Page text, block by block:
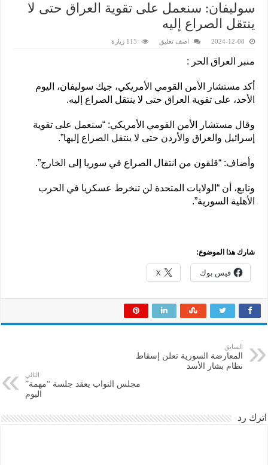
سوليفان: سنعمل على تقوية العراق حتى لا
ينتقل الصراع إليه
2024-12-08 اضف تعليق 115 زيارة
منبر العراق الحر :
أكد مستشار الأمن القومي الأمريكي، جيك سوليفان، اليوم
الأحد، على تقوية العراق حتى لا ينتقل الصراع إليه.
وقال مستشار الأمن القومي الأمريكي: “سنعمل على تقوية
إسرائيل والعراق والأردن حتى لا ينتقل الصراع إليها”.
وأضاف: “قلقون من انتقال الصراع في سوريا إلى الخارج”.
وتابع، أن “الولايات المتحدة لن تنخرط عسكريا في الحرب
الأهلية السورية”.
شارك هذا الموضوع:
فيس بوك X
السابق
المعارضة السورية تعلن إسقاط
نظام بشار الأسد
التالي
مجلس النواب يعقد جلسة “مهمة”
اليوم
اترك رد